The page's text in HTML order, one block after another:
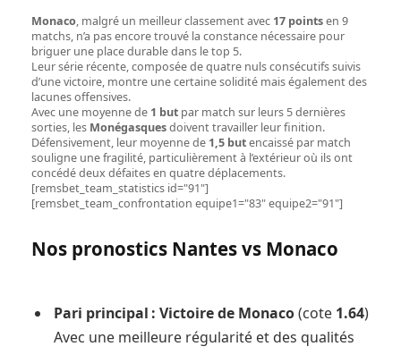
Monaco, malgré un meilleur classement avec 17 pointsen 9
matchs, n’a pas encore trouvé la constance nécessaire pour
briguer une place durable dans le top 5.
Leur série récente, composée de quatre nuls consécutifs suivis
d’une victoire, montre une certaine solidité mais également des
lacunes offensives.
Avec une moyenne de 1 but par match sur leurs 5 dernières
sorties, les Monégasquesdoivent travailler leur finition.
Défensivement, leur moyenne de 1,5 butencaissé par match
souligne une fragilité, particulièrement à l’extérieur où ils ont
concédé deux défaites en quatre déplacements.
[remsbet_team_statistics id="91"]
[remsbet_team_confrontation equipe1="83" equipe2="91"]
Nos pronostics Nantes vs Monaco
Pari principal : Victoire de Monaco(cote 1.64)
Avec une meilleure régularité et des qualités